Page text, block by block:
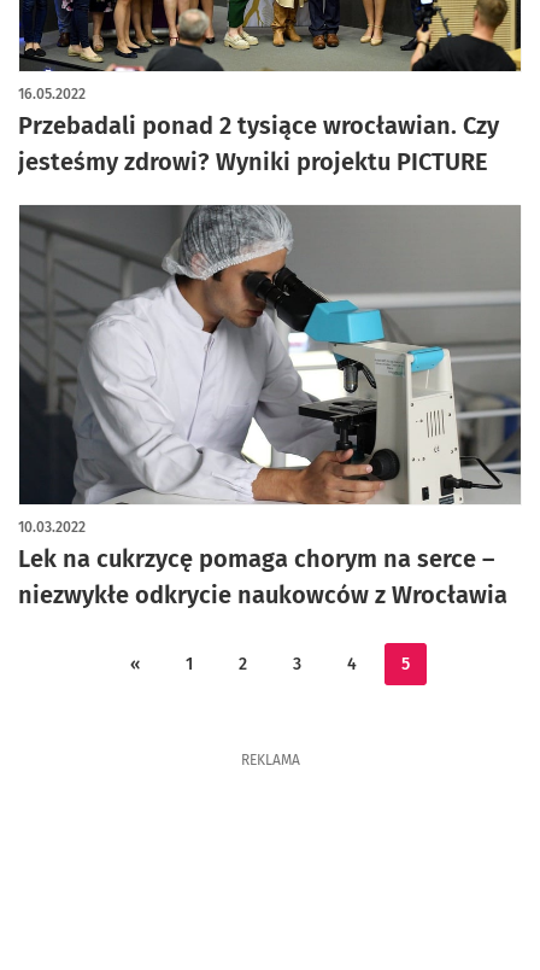
Przebadali ponad 2 tysiące wrocławian. Czy
jesteśmy zdrowi? Wyniki projektu PICTURE
16.05.2022
Lek na cukrzycę pomaga chorym na serce –
niezwykłe odkrycie naukowców z Wrocławia
10.03.2022
« 1 2 3 4 5
REKLAMA